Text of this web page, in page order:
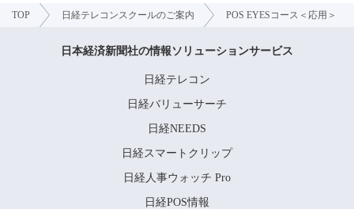
TOP 日経テレコンスクールのご案内 POS EYESコース＜応用＞
日本経済新聞社の情報ソリューションサービス
日経テレコン
日経バリューサーチ
日経NEEDS
日経スマートクリップ
日経人事ウォッチ Pro
日経POS情報